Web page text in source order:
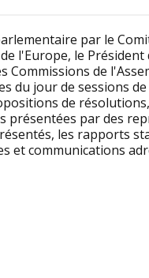
par le
l'Europe, le
Commissions de
du jour de sessions
de
présentées par des
les rapports
et communications